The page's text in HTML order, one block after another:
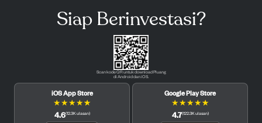
Siap Berinvestasi?
Scan kode QR untuk download Pluang
di Android dan iOS.
iOS App Store
★★★★★
4.6(12.3Kulasan)
Google Play Store
★★★★★
4.7(122.3Kulasan)